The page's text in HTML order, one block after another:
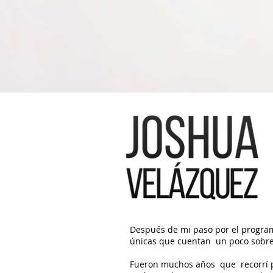
Después de mi paso por el
únicas que cuentan un poco
Fueron muchos años que recorrí